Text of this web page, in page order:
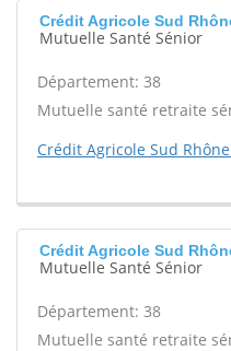
Crédit Agricole Sud
Mutuelle Santé Sénior
Département: 38
Mutuelle santé retraite
Crédit Agricole Sud
Crédit Agricole Sud
Mutuelle Santé Sénior
Département: 38
Mutuelle santé retraite